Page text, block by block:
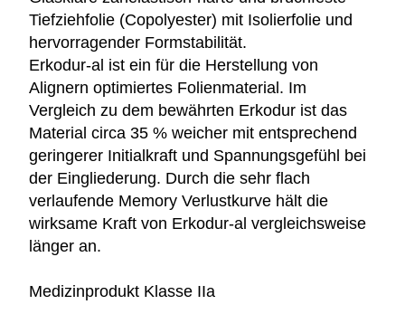
Tiefziehfolie (Copolyester) mit Isolierfolie und
hervorragender Formstabilität.
Erkodur-al ist ein für die Herstellung von
Alignern optimiertes Folienmaterial. Im
Vergleich zu dem bewährten Erkodur ist das
Material circa 35 % weicher mit entsprechend
geringerer Initialkraft und Spannungsgefühl bei
der Eingliederung. Durch die sehr flach
verlaufende Memory Verlustkurve hält die
wirksame Kraft von Erkodur-al vergleichsweise
länger an.
Medizinprodukt Klasse IIa